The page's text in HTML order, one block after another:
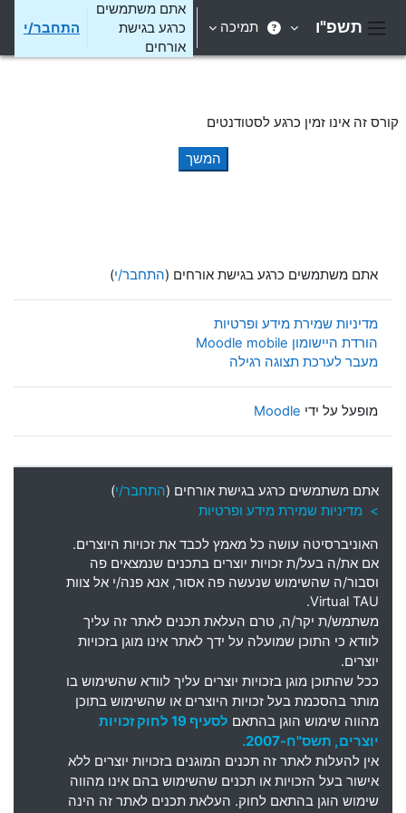
תשפ"ו תמיכה
אתם משתמשים
כרגע בגישת
אורחים
התחבר/י
קורס זה אינו זמין כרגע לסטודנטים
המשך
אתם משתמשים כרגע בגישת אורחים (התחבר/י)
מדיניות שמירת מידע ופרטיות
הורדת היישומון Moodle mobile
מעבר לערכת תצוגה רגילה
מופעל על ידי Moodle
אתם משתמשים כרגע בגישת אורחים (התחבר/י)
> מדיניות שמירת מידע ופרטיות
האוניברסיטה עושה כל מאמץ לכבד את זכויות היוצרים.
אם את/ה בעל/ת זכויות יוצרים בתכנים שנמצאים פה
וסבור/ה שהשימוש שנעשה פה אסור, אנא פנה/י אל צוות
Virtual TAU.
משתמש/ת יקר/ה, טרם העלאת תכנים לאתר זה עליך
לוודא כי התוכן שמועלה על ידך לאתר אינו מוגן בזכויות
יוצרים.
ככל שהתוכן מוגן בזכויות יוצרים עליך לוודא שהשימוש בו
מותר בהסכמת בעל זכויות היוצרים או שהשימוש בתוכן
מהווה שימוש הוגן בהתאם
לסעיף 19 לחוק זכויות
יוצרים, תשס"ח-2007.
אין להעלות לאתר זה תכנים המוגנים בזכויות יוצרים ללא
אישור בעל הזכויות או תכנים שהשימוש בהם אינו מהווה
שימוש הוגן בהתאם לחוק. העלאת תכנים לאתר זה הינה